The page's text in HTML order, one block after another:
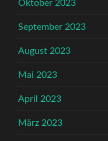
Oktober 2023
September 2023
August 2023
Mai 2023
April 2023
März 2023